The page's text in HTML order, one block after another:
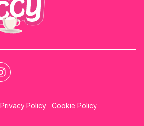
Privacy Policy
Cookie Policy